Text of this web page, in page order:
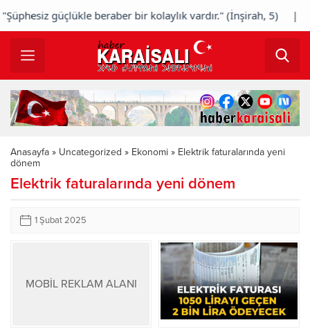
güçlükle beraber bir kolaylık vardır." (İnşirah, 5) |
Anasayfa » Uncategorized » Ekonomi » Elektrik faturalarında yeni
dönem
Elektrik faturalarında yeni dönem
1 Şubat 2025
MOBİL REKLAM ALANI